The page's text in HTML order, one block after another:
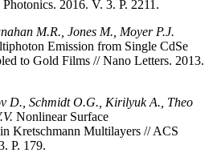
2016. V. 3. P. 2211.
M.R., Jones M., Moyer P.J.
Emission from Single CdSe
to Gold Films // Nano Letters. 2013.
D., Schmidt O.G., Kirilyuk A., Theo
Nonlinear Surface
Kretschmann Multilayers // ACS
P. 179.